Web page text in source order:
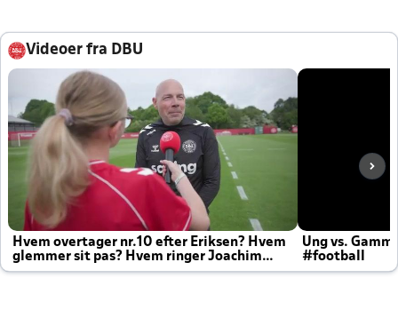
Videoer fra DBU
Hvem overtager nr.10 efter Eriksen? Hvem
glemmer sit pas? Hvem ringer Joachim
altid til efter kampe?
Ung vs.
#football